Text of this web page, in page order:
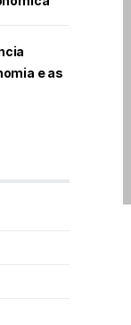
e as